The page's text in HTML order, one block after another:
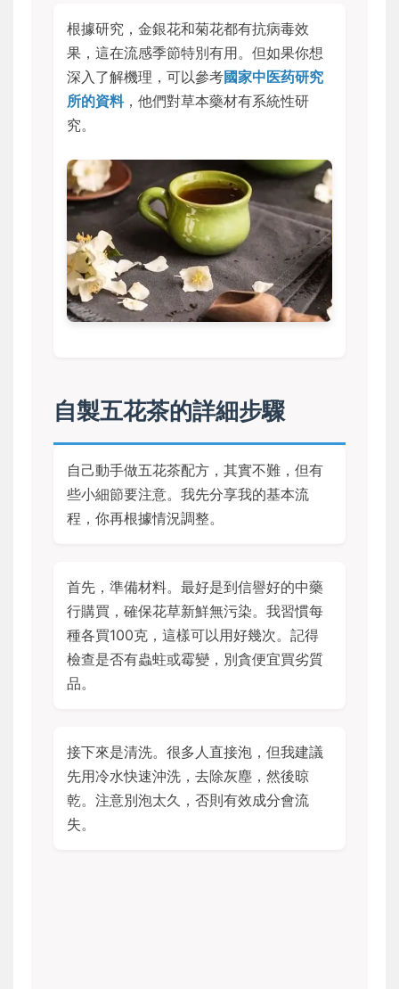
根據研究，金銀花和菊花都有抗病毒效
果，這在流感季節特別有用。但如果你想
深入了解機理，可以參考國家中医药研究
所的資料，他們對草本藥材有系統性研
究。
自製五花茶的詳細步驟
自己動手做五花茶配方，其實不難，但有
些小細節要注意。我先分享我的基本流
程，你再根據情況調整。
首先，準備材料。最好是到信譽好的中藥
行購買，確保花草新鮮無污染。我習慣每
種各買100克，這樣可以用好幾次。記得
檢查是否有蟲蛀或霉變，別貪便宜買劣質
品。
接下來是清洗。很多人直接泡，但我建議
先用冷水快速沖洗，去除灰塵，然後晾
乾。注意別泡太久，否則有效成分會流
失。